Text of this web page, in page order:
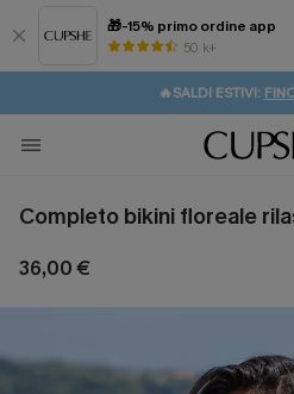
🎁-15% primo ordine app
50 k+
⚡️-15% SUGLI ESSENZIALI DA
🔥SALDI ESTIVI:
🚚SPEDIZIONE
💌REGALO PER I NUOVI:
Completo bikini floreale
36,00 €